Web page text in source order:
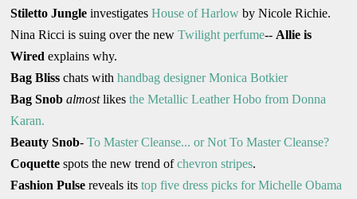
Stiletto Jungle investigatesHouse of Harlow by Nicole Richie.
Nina Ricci is suing over the newTwilight perfume-- Allie is
Wired explains why.
Bag Bliss chats withhandbag designerMonica Botkier
Bag Snobalmostlikesthe Metallic Leather Hobo fromDonna
Karan.
Beauty Snob-To Master Cleanse... or Not To Master Cleanse?
Coquette spots the new trend ofchevron stripes.
Fashion Pulse reveals itstop five dress picks for Michelle Obama